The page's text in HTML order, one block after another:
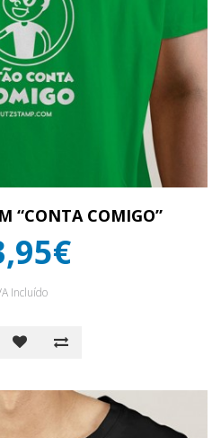
“CONTA COMIGO”
Incluído